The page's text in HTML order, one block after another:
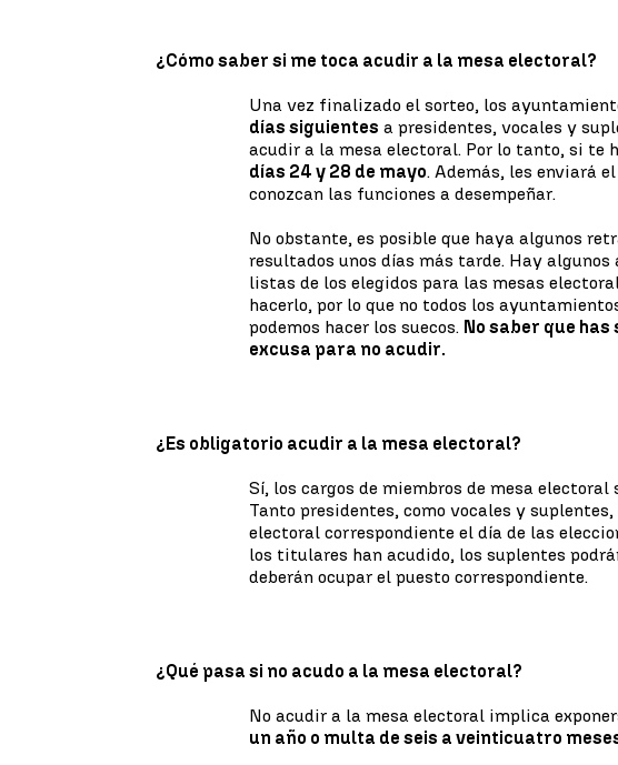
¿Cómo saber si me toca acudir a la mesa electoral?
Una vez finalizado el sorteo, los
días siguientes a presidentes, vocales y
acudir a la mesa electoral. Por lo tanto, si te
días 24 y 28 de mayo. Además, les enviará
conozcan las funciones a desempeñar.
No obstante, es posible que haya algunos
resultados unos días más tarde. Hay
listas de los elegidos para las mesas
hacerlo, por lo que no todos los
podemos hacer los suecos. No saber que
excusa para no acudir.
¿Es obligatorio acudir a la mesa electoral?
Sí, los cargos de miembros de mesa electoral
Tanto presidentes, como vocales y
electoral correspondiente el día de las
los titulares han acudido, los suplentes
deberán ocupar el puesto correspondiente.
¿Qué pasa si no acudo a la mesa electoral?
No acudir a la mesa electoral implica
un año o multa de seis a veinticuatro